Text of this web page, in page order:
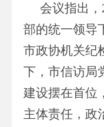
会议指出
部的统一领导
市政协机关纪
下，市信访局
建设摆在首位
主体责任，政